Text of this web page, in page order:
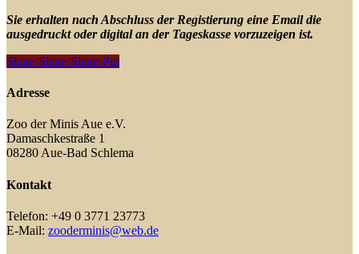
Sie erhalten nach Abschluss der Registierung eine Email die
ausgedruckt oder digital an der Tageskasse vorzuzeigen ist.
Share
Share Share Share Pin
Adresse
Zoo der Minis Aue e.V.
Damaschkestraße 1
08280 Aue-Bad Schlema
Kontakt
Telefon: +49 0 3771 23773
E-Mail: zooderminis@web.de